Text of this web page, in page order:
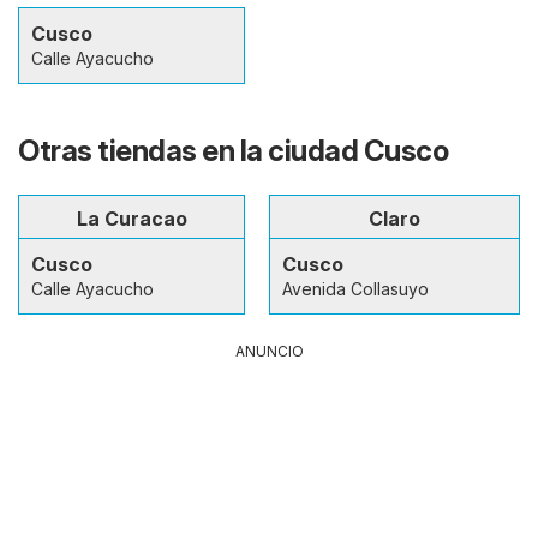
Cusco
Calle Ayacucho
Otras tiendas en la ciudad Cusco
La Curacao
Cusco
Calle Ayacucho
Claro
Cusco
Avenida Collasuyo
ANUNCIO